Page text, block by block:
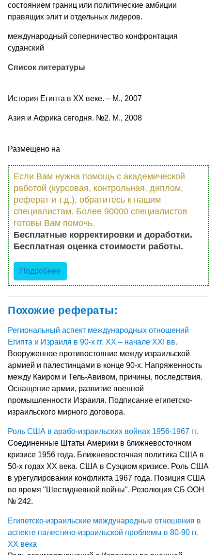
состоянием границ или политические амбиции
правящих элит и отдельных лидеров.
международный соперничество конфронтация
суданский
Список литературы
История Египта в ХХ веке. – М., 2007
Азия и Африка сегодня. №2. М., 2008
Размещено на
Если Вам нужна помощь с академической
работой (курсовая, контрольная, диплом,
реферат и т.д.), обратитесь к нашим
специалистам. Более 90000 специалистов
готовы Вам помочь.
Бесплатные корректировки и доработки.
Бесплатная оценка стоимости работы.
Подробнее
Похожие рефераты:
Региональный аспект международных отношений
Египта и Израиля в 90-х гг. XX – начале XXI вв.
Вооруженное противостояние между израильской
армией и палестинцами в конце 90-х. Напряженность
между Каиром и Тель-Авивом, причины, последствия.
Оснащение армии, развитие военной
промышленности Израиля. Подписание египетско-
израильского мирного договора.
Роль США в арабо-израильских войнах 1956-1967 гг.
Соединенные Штаты Америки в ближневосточном
кризисе 1956 года. Ближневосточная политика США в
50-х годах XX века. США в Суэцком кризисе. Роль США
в урегулировании конфликта 1967 года. Позиция США
во время "Шестидневной войны". Резолюция СБ ООН
№ 242.
Египетско-израильские международные отношения в
аспекте палестино-израильской проблемы в 80-90 гг.
ХХ века